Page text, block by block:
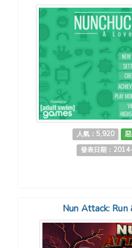
人氣：5,920
發表日期：
Nun Attack: Run